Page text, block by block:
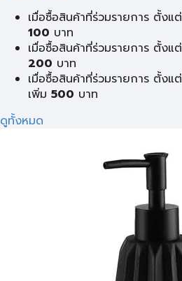
เมื่อซื้อสินค้าที่ร่วมรายการ ตั้งแต่
100 บาท
เมื่อซื้อสินค้าที่ร่วมรายการ ตั้งแต่
200 บาท
เมื่อซื้อสินค้าที่ร่วมรายการ ตั้งแต่
เพิ่ม 500 บาท
ดูทั้งหมด